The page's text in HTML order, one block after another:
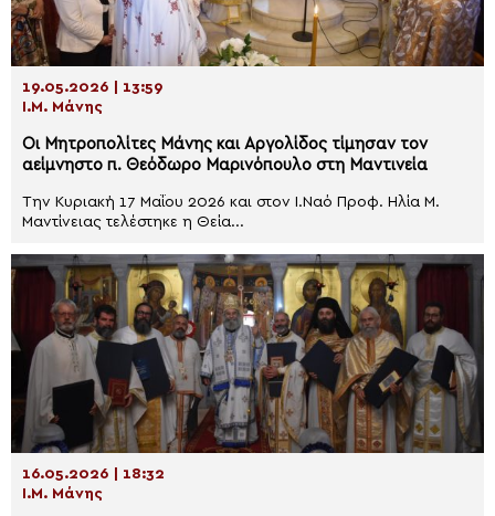
19.05.2026 | 13:59
Ι.Μ. Μάνης
Οι Μητροπολίτες Μάνης και Αργολίδος τίμησαν τον
αείμνηστο π. Θεόδωρο Μαρινόπουλο στη Μαντινεία
Την Κυριακή 17 Μαΐου 2026 και στον Ι.Ναό Προφ. Ηλία Μ.
Μαντίνειας τελέστηκε η Θεία...
16.05.2026 | 18:32
Ι.Μ. Μάνης